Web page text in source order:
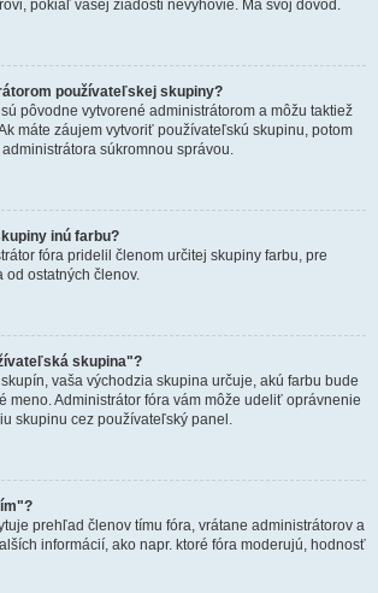
pokiaľ vašej žiadosti nevyhovie. Má svoj dôvod.
používateľskej skupiny?
pôvodne vytvorené administrátorom a môžu taktiež
máte záujem vytvoriť používateľskú skupinu, potom
súkromnou správou.
inú farbu?
fóra pridelil členom určitej skupiny farbu, pre
ostatných členov.
skupina"?
vaša východzia skupina určuje, akú farbu bude
meno. Administrátor fóra vám môže udeliť oprávnenie
skupinu cez používateľský panel.
prehľad členov tímu fóra, vrátane administrátorov a
informácií, ako napr. ktoré fóra moderujú, hodnosť